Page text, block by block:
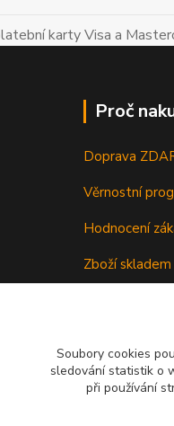
Proč
Doprava
Věrnostní
Hodnocení
Zboží skladem
Soubory cookies
sledování statistik o
při používání